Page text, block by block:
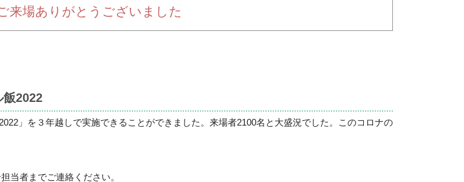
来場ありがとうございました
飯2022
」を３年越しで実施できることができました。来場者2100名と大盛況でした。このコロナの
当者までご連絡ください。